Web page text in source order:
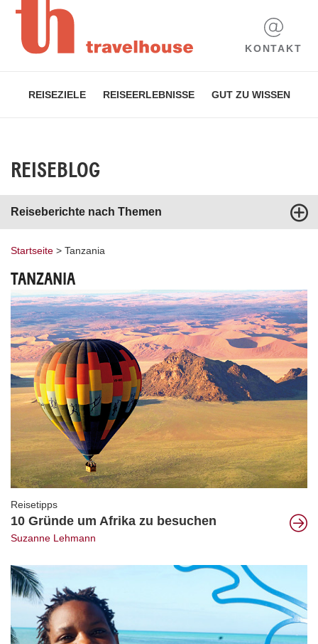
KONTAKT
REISEZIELE REISEERLEBNISSE GUT ZU WISSEN
REISEBLOG
Reiseberichte nach Themen
Startseite > Tanzania
TANZANIA
Reisetipps
10 Gründe um Afrika zu besuchen
Suzanne Lehmann